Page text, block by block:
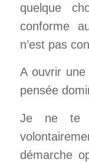
quelque
conforme
n’est pas
A ouvrir
pensée
Je ne te
démarche